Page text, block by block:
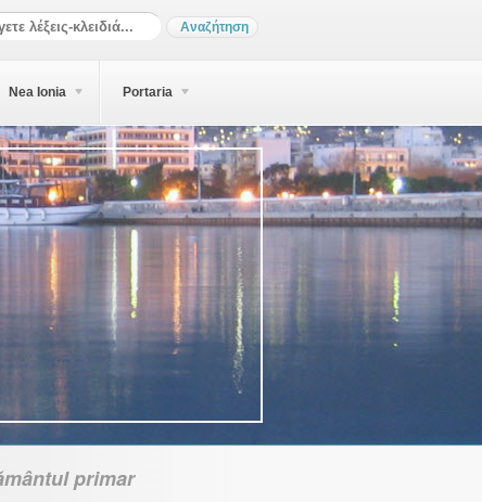
Nea Ionia Portaria
primar